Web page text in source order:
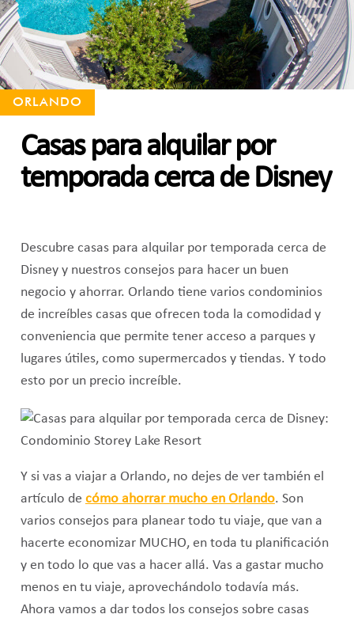
ORLANDO
Casas para alquilar por
temporada cerca de Disney
Descubre casas para alquilar por temporada cerca de
Disney y nuestros consejos para hacer un buen
negocio y ahorrar. Orlando tiene varios condominios
de increíbles casas que ofrecen toda la comodidad y
conveniencia que permite tener acceso a parques y
lugares útiles, como supermercados y tiendas. Y todo
esto por un precio increíble.
Y si vas a viajar a Orlando, no dejes de ver también el
artículo de cómo ahorrar mucho en Orlando. Son
varios consejos para planear todo tu viaje, que van a
hacerte economizar MUCHO, en toda tu planificación
y en todo lo que vas a hacer allá. Vas a gastar mucho
menos en tu viaje, aprovechándolo todavía más.
Ahora vamos a dar todos los consejos sobre casas